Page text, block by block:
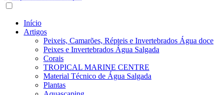
Início
Artigos
Peixeis, Camarões, Répteis e Invertebrados Água doce
Peixes e Invertebrados Água Salgada
Corais
TROPICAL MARINE CENTRE
Material Técnico de Água Salgada
Plantas